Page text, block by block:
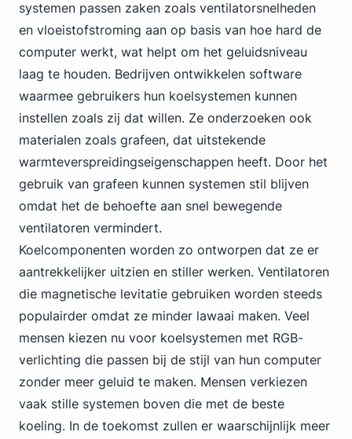
systemen passen zaken zoals ventilatorsnelheden
en vloeistofstroming aan op basis van hoe hard de
computer werkt, wat helpt om het geluidsniveau
laag te houden. Bedrijven ontwikkelen software
waarmee gebruikers hun koelsystemen kunnen
instellen zoals zij dat willen. Ze onderzoeken ook
materialen zoals grafeen, dat uitstekende
warmteverspreidingseigenschappen heeft. Door het
gebruik van grafeen kunnen systemen stil blijven
omdat het de behoefte aan snel bewegende
ventilatoren vermindert.
Koelcomponenten worden zo ontworpen dat ze er
aantrekkelijker uitzien en stiller werken. Ventilatoren
die magnetische levitatie gebruiken worden steeds
populairder omdat ze minder lawaai maken. Veel
mensen kiezen nu voor koelsystemen met RGB-
verlichting die passen bij de stijl van hun computer
zonder meer geluid te maken. Mensen verkiezen
vaak stille systemen boven die met de beste
koeling. In de toekomst zullen er waarschijnlijk meer